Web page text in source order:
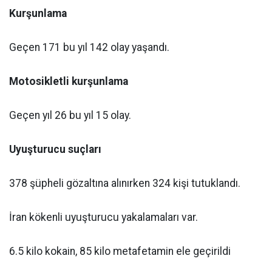
Kurşunlama
Geçen 171 bu yıl 142 olay yaşandı.
Motosikletli kurşunlama
Geçen yıl 26 bu yıl 15 olay.
Uyuşturucu suçları
378 şüpheli gözaltına alınırken 324 kişi tutuklandı.
İran kökenli uyuşturucu yakalamaları var.
6.5 kilo kokain, 85 kilo metafetamin ele geçirildi